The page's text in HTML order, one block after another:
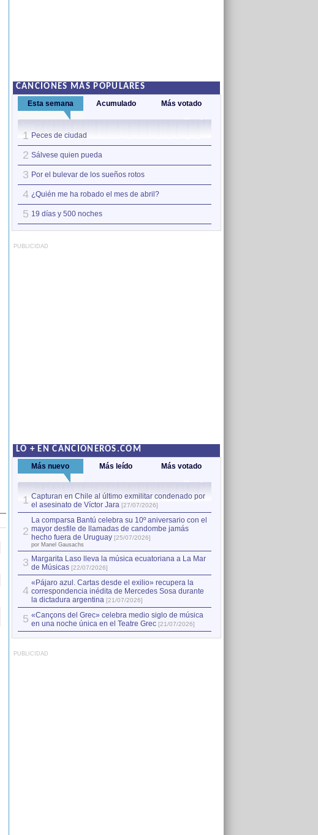
CANCIONES MÁS POPULARES
Esta semana Acumulado Más votado
1 Peces de ciudad
2 Sálvese quien pueda
3 Por el bulevar de los sueños rotos
4 ¿Quién me ha robado el mes de abril?
5 19 días y 500 noches
PUBLICIDAD
LO + EN CANCIONEROS.COM
Más nuevo Más leído Más votado
1 Capturan en Chile al último exmilitar condenado por
el asesinato de Víctor Jara [27/07/2026]
2
La comparsa Bantú celebra su 10º aniversario con el
mayor desfile de llamadas de candombe jamás
hecho fuera de Uruguay [25/07/2026]
por Manel Gausachs
3 Margarita Laso lleva la música ecuatoriana a La Mar
de Músicas [22/07/2026]
4
«Pájaro azul. Cartas desde el exilio» recupera la
correspondencia inédita de Mercedes Sosa durante
la dictadura argentina [21/07/2026]
5 «Cançons del Grec» celebra medio siglo de música
en una noche única en el Teatre Grec [21/07/2026]
PUBLICIDAD